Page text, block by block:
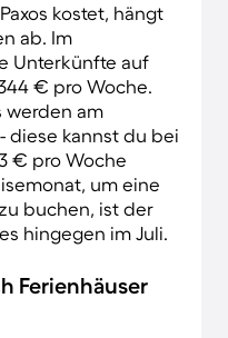
kostet, hängt
ab. Im
Unterkünfte auf
€ pro Woche.
werden am
diese kannst du bei
€ pro Woche
um eine
buchen, ist der
hingegen im Juli.
Ferienhäuser